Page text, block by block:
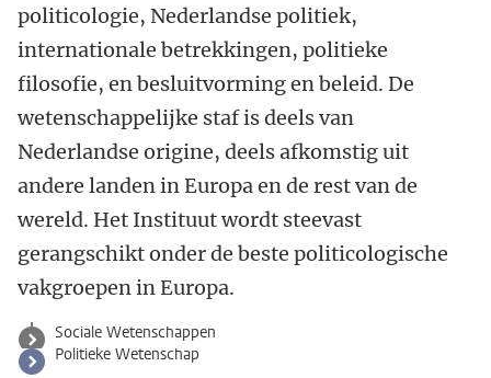
politicologie, Nederlandse politiek,
internationale betrekkingen, politieke
filosofie, en besluitvorming en beleid. De
wetenschappelijke staf is deels van
Nederlandse origine, deels afkomstig uit
andere landen in Europa en de rest van de
wereld. Het Instituut wordt steevast
gerangschikt onder de beste politicologische
vakgroepen in Europa.
Sociale Wetenschappen
Politieke Wetenschap